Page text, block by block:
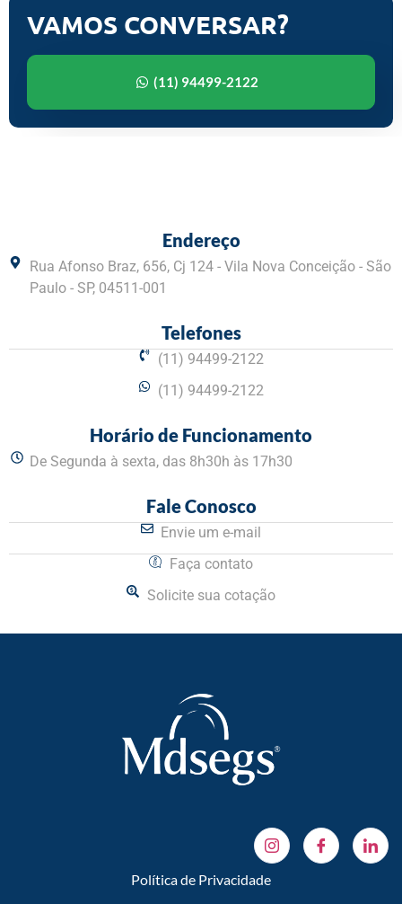
VAMOS CONVERSAR?
(11) 94499-2122
Endereço
Rua Afonso Braz, 656, Cj 124 - Vila Nova Conceição - São
Paulo - SP, 04511-001
Telefones
(11) 94499-2122
(11) 94499-2122
Horário de Funcionamento
De Segunda à sexta, das 8h30h às 17h30
Fale Conosco
Envie um e-mail
Faça contato
Solicite sua cotação
Política de Privacidade